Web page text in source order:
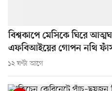
বিশ্বকাপে মেসিকে ঘিরে
এফবিআইয়ের গোপন নথি
১২ ঘণ্টা আগে